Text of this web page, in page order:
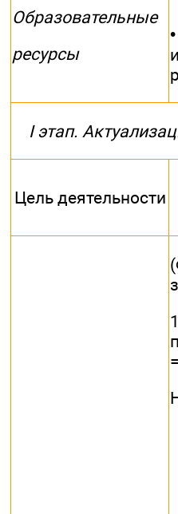
Образовательные
ресурсы
I этап.
Цель деятельности